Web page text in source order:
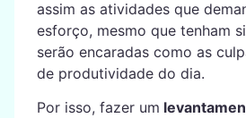
assim as atividades que
esforço, mesmo que tenham
serão encaradas como as
de produtividade do dia.
Por isso, fazer um